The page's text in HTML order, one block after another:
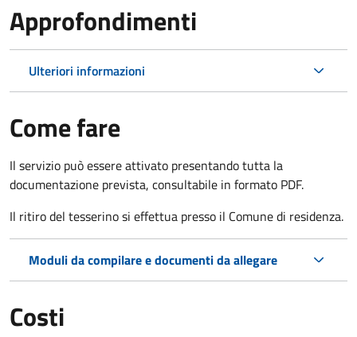
Approfondimenti
Ulteriori informazioni
Come fare
Il servizio può essere attivato presentando tutta la
documentazione prevista, consultabile in formato PDF.
Il ritiro del tesserino si effettua presso il Comune di residenza.
Moduli da compilare e documenti da allegare
Costi